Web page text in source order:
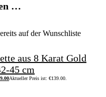
…
auf der Wunschliste
aus 8 Karat Gold
45 cm
Aktueller Preis ist: €139.00.